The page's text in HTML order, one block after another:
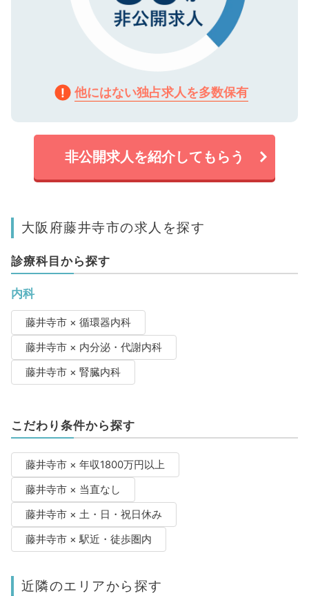
他にはない独占求人を多数保有
非公開求人を紹介してもらう
大阪府藤井寺市の求人を探す
診療科目から探す
内科
藤井寺市 × 循環器内科
藤井寺市 × 内分泌・代謝内科
藤井寺市 × 腎臓内科
こだわり条件から探す
藤井寺市 × 年収1800万円以上
藤井寺市 × 当直なし
藤井寺市 × 土・日・祝日休み
藤井寺市 × 駅近・徒歩圏内
近隣のエリアから探す